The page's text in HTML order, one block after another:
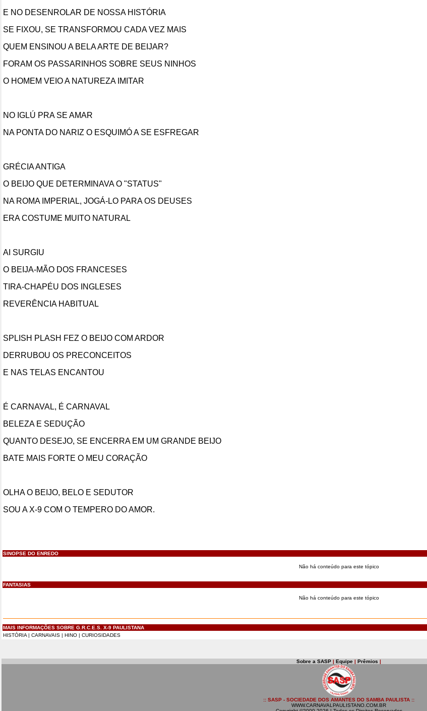
E NO DESENROLAR DE NOSSA HISTÓRIA
SE FIXOU, SE TRANSFORMOU CADA VEZ MAIS
QUEM ENSINOU A BELA ARTE DE BEIJAR?
FORAM OS PASSARINHOS SOBRE SEUS NINHOS
O HOMEM VEIO A NATUREZA IMITAR
NO IGLÚ PRA SE AMAR
NA PONTA DO NARIZ O ESQUIMÓ A SE ESFREGAR
GRÉCIA ANTIGA
O BEIJO QUE DETERMINAVA O "STATUS"
NA ROMA IMPERIAL, JOGÁ-LO PARA OS DEUSES
ERA COSTUME MUITO NATURAL
AI SURGIU
O BEIJA-MÃO DOS FRANCESES
TIRA-CHAPÉU DOS INGLESES
REVERÊNCIA HABITUAL
SPLISH PLASH FEZ O BEIJO COM ARDOR
DERRUBOU OS PRECONCEITOS
E NAS TELAS ENCANTOU
É CARNAVAL, É CARNAVAL
BELEZA E SEDUÇÃO
QUANTO DESEJO, SE ENCERRA EM UM GRANDE BEIJO
BATE MAIS FORTE O MEU CORAÇÃO
OLHA O BEIJO, BELO E SEDUTOR
SOU A X-9 COM O TEMPERO DO AMOR.
SINOPSE DO ENREDO
Não há conteúdo para este tópico
FANTASIAS
Não há conteúdo para este tópico
MAIS INFORMAÇÕES SOBRE G.R.C.E.S. X-9 PAULISTANA
HISTÓRIA | CARNAVAIS | HINO | CURIOSIDADES
Sobre a SASP | Equipe | Prêmios |
:: SASP - SOCIEDADE DOS AMANTES DO SAMBA PAULISTA ::
WWW.CARNAVALPAULISTANO.COM.BR